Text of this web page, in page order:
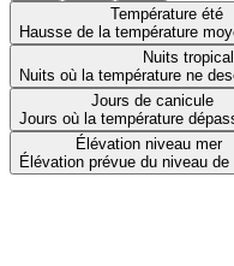
Température été
Hausse de la température
Nuits
Nuits où la température ne
Jours de canicule
Jours où la température
Élévation niveau mer
Élévation prévue du niveau de